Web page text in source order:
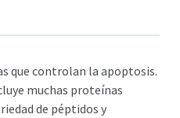
que controlan la apoptosis.
muchas proteínas
de péptidos y